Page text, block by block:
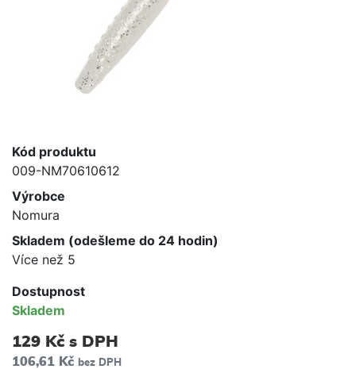
Kód produktu
009-NM70610612
Výrobce
Nomura
Skladem (odešleme do 24 hodin)
Více než 5
Dostupnost
Skladem
129 Kč s DPH
106,61 Kč bez DPH